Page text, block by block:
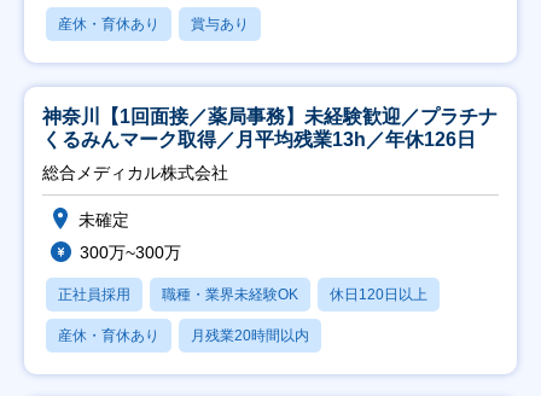
産休・育休あり 賞与あり
神奈川【1回面接／薬局事務】未経験歓迎／プラチナ
くるみんマーク取得／月平均残業13h／年休126日
総合メディカル株式会社
未確定
300万~300万
正社員採用 職種・業界未経験OK 休日120日以上
産休・育休あり 月残業20時間以内